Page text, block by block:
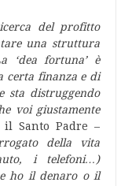
del profitto
una struttura
‘dea fortuna’ è
certa finanza e di
sta distruggendo
voi giustamente
Santo Padre –
della vita
i telefoni…)
ho il denaro o il